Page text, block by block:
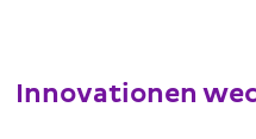
Innovationen